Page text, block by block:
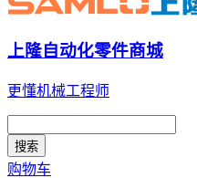
上隆自动化零件商城
更懂机械工程师
搜索
购物车